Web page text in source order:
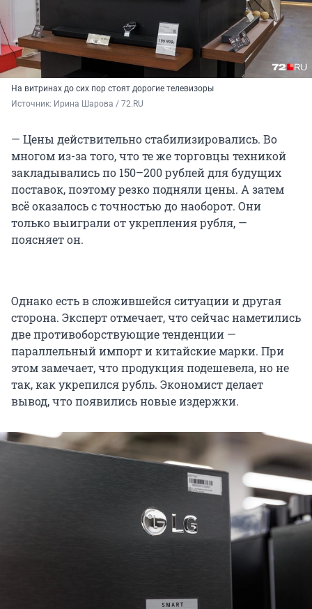
На витринах до сих пор стоят дорогие телевизоры
Источник: Ирина Шарова / 72.RU
— Цены действительно стабилизировались. Во
многом из-за того, что те же торговцы техникой
закладывались по 150–200 рублей для будущих
поставок, поэтому резко подняли цены. А затем
всё оказалось с точностью до наоборот. Они
только выиграли от укрепления рубля, —
поясняет он.
Однако есть в сложившейся ситуации и другая
сторона. Эксперт отмечает, что сейчас наметились
две противоборствующие тенденции —
параллельный импорт и китайские марки. При
этом замечает, что продукция подешевела, но не
так, как укрепился рубль. Экономист делает
вывод, что появились новые издержки.